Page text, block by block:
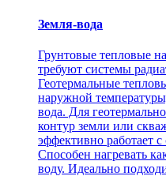
Земля-вода
Грунтовые тепловые
требуют системы
Геотермальные
наружной
вода. Для
контур земли или
эффективно работает
Способен нагревать
воду. Идеально